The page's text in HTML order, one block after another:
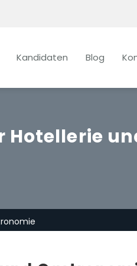
Kandidaten Blog